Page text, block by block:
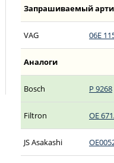
Запрашиваемый
VAG 06E
Аналоги
Bosch P 9268
Filtron OE
JS Asakashi